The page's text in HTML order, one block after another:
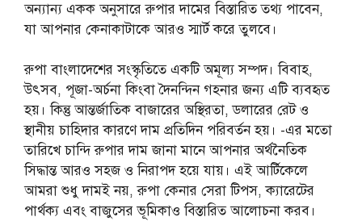
অন্যান্য একক অনুসারে রুপার দামের বিস্তারিত তথ্য পাবেন,
যা আপনার কেনাকাটাকে আরও স্মার্ট করে তুলবে।
রুপা বাংলাদেশের সংস্কৃতিতে একটি অমূল্য সম্পদ। বিবাহ,
উৎসব, পূজা-অর্চনা কিংবা দৈনন্দিন গহনার জন্য এটি ব্যবহৃত
হয়। কিন্তু আন্তর্জাতিক বাজারের অস্থিরতা, ডলারের রেট ও
স্থানীয় চাহিদার কারণে দাম প্রতিদিন পরিবর্তন হয়। -এর মতো
তারিখে চান্দি রুপার দাম জানা মানে আপনার অর্থনৈতিক
সিদ্ধান্ত আরও সহজ ও নিরাপদ হয়ে যায়। এই আর্টিকেলে
আমরা শুধু দামই নয়, রুপা কেনার সেরা টিপস, ক্যারেটের
পার্থক্য এবং বাজুসের ভূমিকাও বিস্তারিত আলোচনা করব।